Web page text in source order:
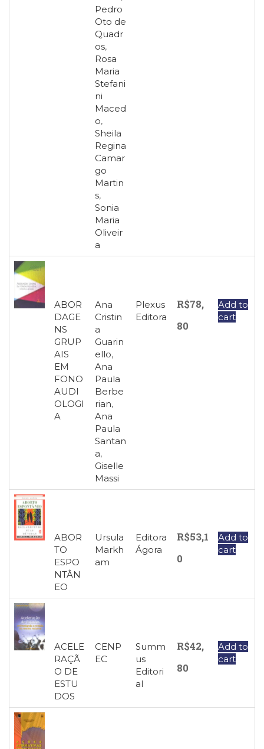
Pedro
Oto de
Quadr
os,
Rosa
Maria
Stefani
ni
Maced
o,
Sheila
Regina
Camar
go
Martin
s,
Sonia
Maria
Oliveir
a
ABOR
DAGE
NS
GRUP
AIS
EM
FONO
AUDI
OLOGI
A
Ana
Cristin
a
Guarin
ello,
Ana
Paula
Berbe
rian,
Ana
Paula
Santan
a,
Giselle
Massi
Plexus
Editora
R$78,
80
Add to
cart
ABOR
TO
ESPO
NTÂN
EO
Ursula
Markh
am
Editora
Ágora
R$53,1
0
Add to
cart
ACELE
RAÇÃ
O DE
ESTU
DOS
CENP
EC
Summ
us
Editori
al
R$42,
80
Add to
cart